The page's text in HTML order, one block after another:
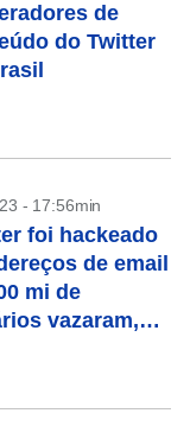
de
do Twitter
- 17:56min
foi hackeado
de email
mi de
vazaram,